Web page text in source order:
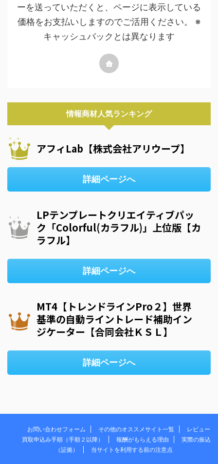
ーを送っていただくと、ページに表示している
価格をお支払いしますのでご活用ください。 ※
キャッシュバックとは異なります
情報商材人気ランキング
アフィLab【株式会社アリウープ】
詳細ページへ
LPテンプレートクリエイティブパッ
ク「Colorful(カラフル)」上位版【カ
ラフル】
詳細ページへ
MT4【トレンドラインPro２】世界
基準の自動ライントレード補助イン
ジケーター【合同会社ＫＳＬ】
詳細ページへ
お問い合わせフォーム その他のオススメサイト一覧
レビュー
買取申込み手順（手順２以降）
報酬がもらえる理由
実際の振込
（証拠）
当サイトを利用する前の注意点